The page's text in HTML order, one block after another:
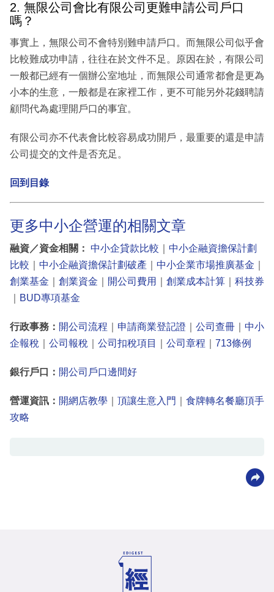
2. 無限公司會比有限公司更難申請公司戶口
嗎？
事實上，無限公司不會特別難申請戶口。而無限公司似乎會
比較難成功申請，往往在於文件不足。原因在於，有限公司
一般都已經有一個辦公室地址，而無限公司通常都會是更為
小本的生意，一般都是在家裡工作，更不可能另外花錢聘請
顧問代為處理開戶口的事宜。
有限公司亦不代表會比較容易成功開戶，最重要的還是申請
公司提交的文件是否充足。
回到目錄
更多中小企營運的相關文章
融資／資金相關： 中小企貸款比較
中小企融資擔保計劃
比較
中小企融資擔保計劃破產 中小企業市場推廣基金
創業基金
創業資金 開公司費用 創業成本計算
科技券
BUD專項基金
行政事務： 開公司流程 申請商業登記證 公司查冊
中小
企報稅
公司報稅 公司扣稅項目 公司章程 713條例
銀行戶口： 開公司戶口邊間好
營運資訊： 開網店教學 頂讓生意入門
食牌轉名餐廳頂手
攻略